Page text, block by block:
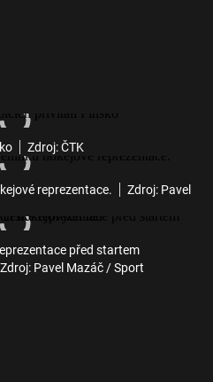
Zdroj: ČTK
reprezentace.
Zdroj: Pavel
před startem
Zdroj: Pavel Mazáč / Sport